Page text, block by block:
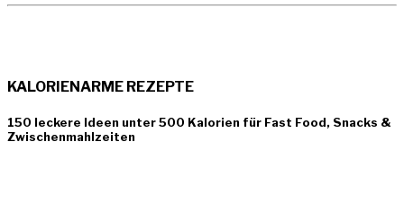
KALORIENARME REZEPTE
150 leckere Ideen unter 500 Kalorien für Fast Food, Snacks &
Zwischenmahlzeiten